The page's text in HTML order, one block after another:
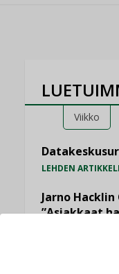
Viikko
LEHDEN
Jarno
”Asiakkaat